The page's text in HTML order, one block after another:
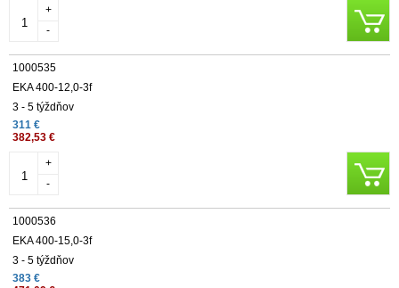
-
+
1000535
EKA 400-12,0-3f
3 - 5 týždňov
311 €
382,53 €
-
+
1000536
EKA 400-15,0-3f
3 - 5 týždňov
383 €